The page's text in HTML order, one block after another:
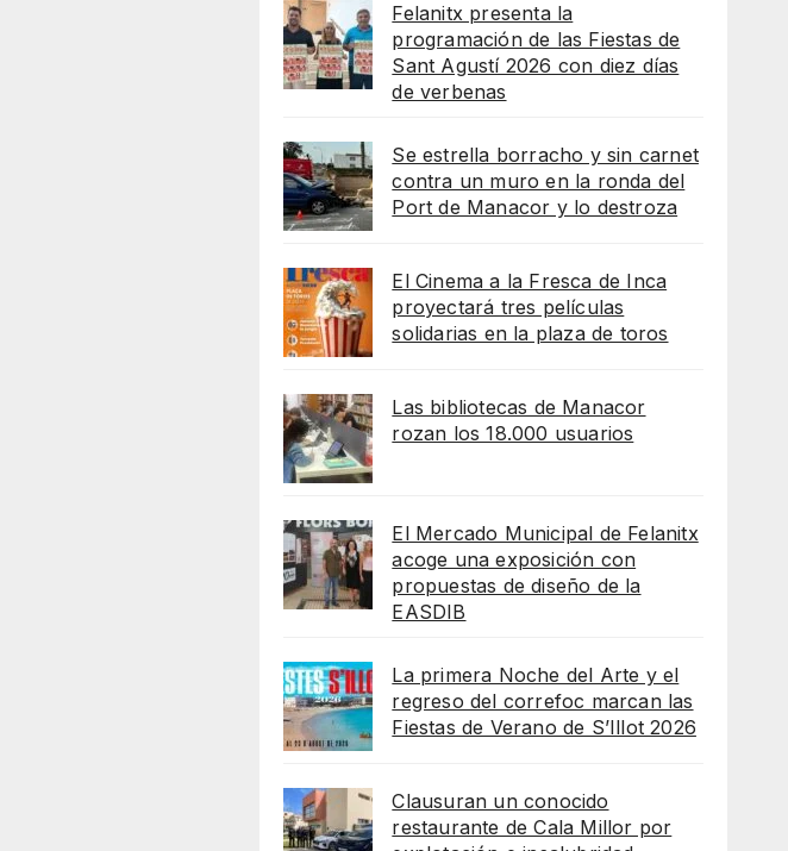
Felanitx presenta la
programación de las Fiestas de
Sant Agustí 2026 con diez días
de verbenas
Se estrella borracho y sin carnet
contra un muro en la ronda del
Port de Manacor y lo destroza
El Cinema a la Fresca de Inca
proyectará tres películas
solidarias en la plaza de toros
Las bibliotecas de Manacor
rozan los 18.000 usuarios
El Mercado Municipal de Felanitx
acoge una exposición con
propuestas de diseño de la
EASDIB
La primera Noche del Arte y el
regreso del correfoc marcan las
Fiestas de Verano de S’Illot 2026
Clausuran un conocido
restaurante de Cala Millor por